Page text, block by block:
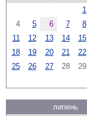
1
4
5 6 7 8
11
12 13 14 15
18
19 20 21 22
25
26 27 28 29
липень